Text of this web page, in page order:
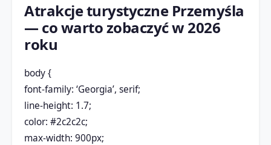
Atrakcje turystyczne Przemyśla
— co warto zobaczyć w 2026
roku
body {
font-family: ‘Georgia’, serif;
line-height: 1.7;
color: #2c2c2c;
max-width: 900px;